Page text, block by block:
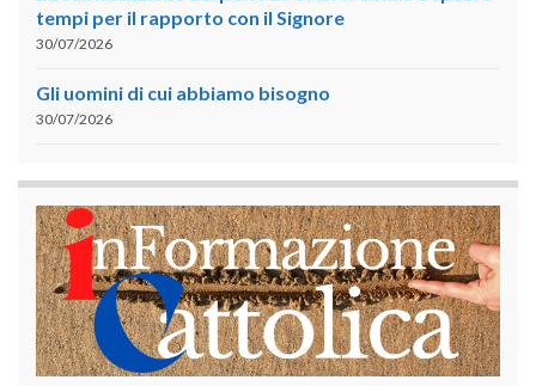
tempi per il rapporto con il Signore
30/07/2026
Gli uomini di cui abbiamo bisogno
30/07/2026